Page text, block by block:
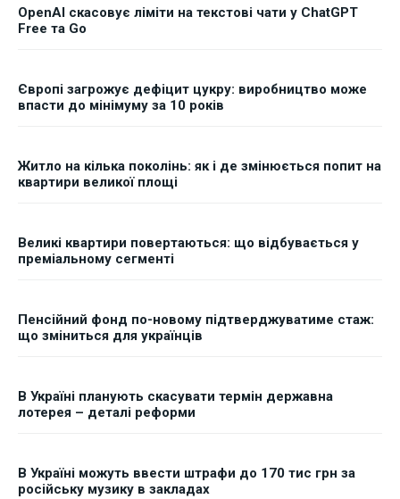
OpenAI скасовує ліміти на текстові чати у ChatGPT
Free та Go
Європі загрожує дефіцит цукру: виробництво може
впасти до мінімуму за 10 років
Житло на кілька поколінь: як і де змінюється попит на
квартири великої площі
Великі квартири повертаються: що відбувається у
преміальному сегменті
Пенсійний фонд по-новому підтверджуватиме стаж:
що зміниться для українців
В Україні планують скасувати термін державна
лотерея – деталі реформи
В Україні можуть ввести штрафи до 170 тис грн за
російську музику в закладах